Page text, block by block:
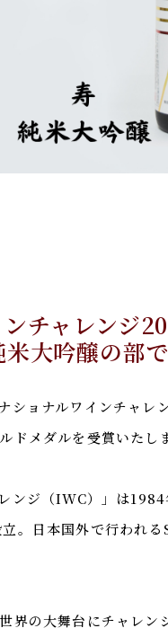
チャレンジ
大吟醸の部
ショナルワインチャ
ドメダルを受賞いたし
ンジ（IWC）」は
。日本国外で行われ
界の大舞台にチャレ